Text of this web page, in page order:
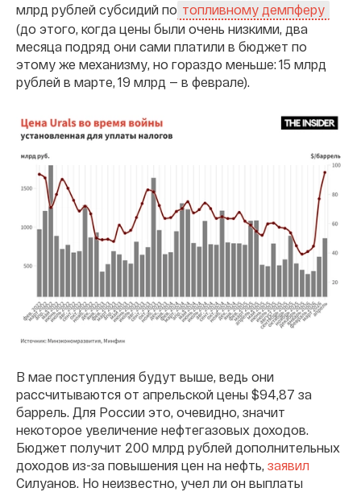
млрд рублей субсидий по топливному демпферу
(до этого, когда цены были очень низкими, два
месяца подряд они сами платили в бюджет по
этому же механизму, но гораздо меньше: 15 млрд
рублей в марте, 19 млрд — в феврале).
В мае поступления будут выше, ведь они
рассчитываются от апрельской цены $94,87 за
баррель. Для России это, очевидно, значит
некоторое увеличение нефтегазовых доходов.
Бюджет получит 200 млрд рублей дополнительных
доходов из-за повышения цен на нефть, заявил
Силуанов. Но неизвестно, учел ли он выплаты